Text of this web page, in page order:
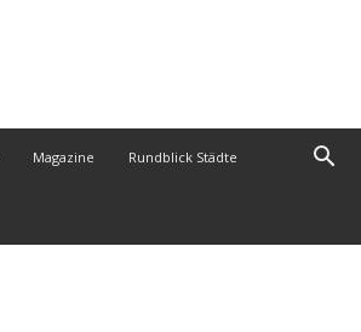
Magazine Rundblick Städte